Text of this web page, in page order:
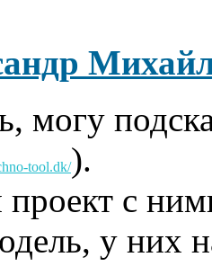
могу
tool.dk/).
с
у них